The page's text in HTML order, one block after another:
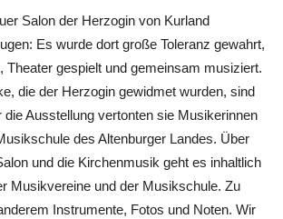
Salon der Herzogin von Kurland
Es wurde dort große Toleranz gewahrt,
Theater gespielt und gemeinsam musiziert.
die der Herzogin gewidmet wurden, sind
die Ausstellung vertonten sie Musikerinnen
des Altenburger Landes. Über
und die Kirchenmusik geht es inhaltlich
Musikvereine und der Musikschule. Zu
Instrumente, Fotos und Noten. Wir